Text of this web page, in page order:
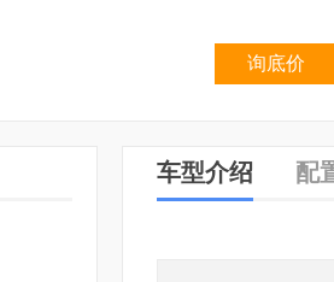
询底价
车型介绍 配